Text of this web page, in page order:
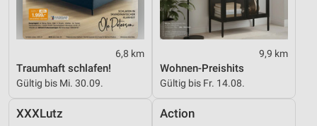
6,8 km
Traumhaft schlafen!
Gültig bis Mi. 30.09.
9,9 km
Wohnen-Preishits
Gültig bis Fr. 14.08.
XXXLutz Action